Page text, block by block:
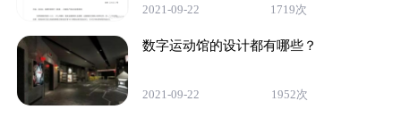
2021-09-22 1719次
数字运动馆的设计都有哪些？
2021-09-22 1952次